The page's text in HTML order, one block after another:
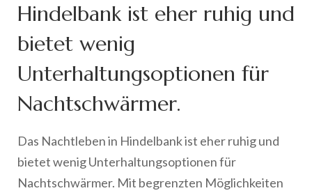
Hindelbank ist eher ruhig und
bietet wenig
Unterhaltungsoptionen für
Nachtschwärmer.
Das Nachtleben in Hindelbank ist eher ruhig und
bietet wenig Unterhaltungsoptionen für
Nachtschwärmer. Mit begrenzten Möglichkeiten